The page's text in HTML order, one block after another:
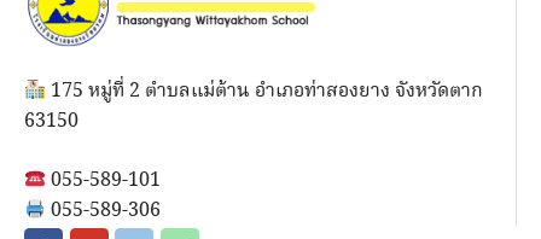
175 หมู่ที่ 2 ตำบลแม่ต้าน อำเภอท่าสองยาง จังหวัดตาก
63150
055-589-101
055-589-306